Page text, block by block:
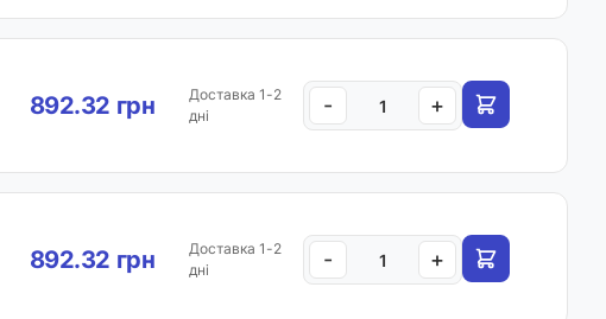
892.32 грн
Доставка 1-2
дні
- +
892.32 грн
Доставка 1-2
дні
- +